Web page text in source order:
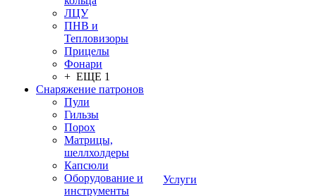
ЛЦУ
ПНВ и
Тепловизоры
Прицелы
Фонари
+ ЕЩЕ 1
Снаряжение патронов
Пули
Гильзы
Порох
Матрицы,
шеллхолдеры
Капсюли
Оборудование и
инструменты
Услуги